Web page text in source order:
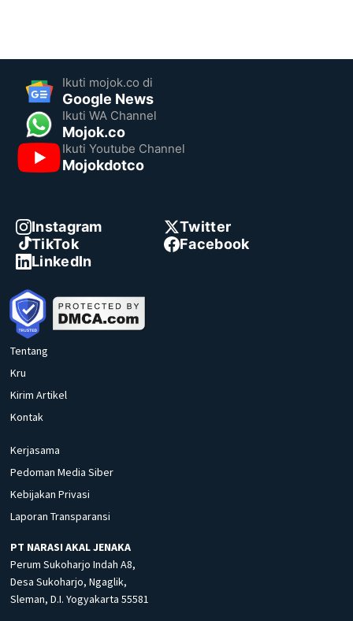
Ikuti mojok.co di
Google News
Ikuti WA Channel
Mojok.co
Ikuti Youtube Channel
Mojokdotco
Instagram
Twitter
TikTok
Facebook
LinkedIn
Tentang
Kru
Kirim Artikel
Kontak
Kerjasama
Pedoman Media Siber
Kebijakan Privasi
Laporan Transparansi
PT NARASI AKAL JENAKA
Perum Sukoharjo Indah A8,
Desa Sukoharjo, Ngaglik,
Sleman, D.I. Yogyakarta 55581